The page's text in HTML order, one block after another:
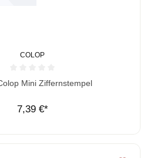
COLOP
von 0 von 5 Sternen
Mini Ziffernstempel
7,39 €*